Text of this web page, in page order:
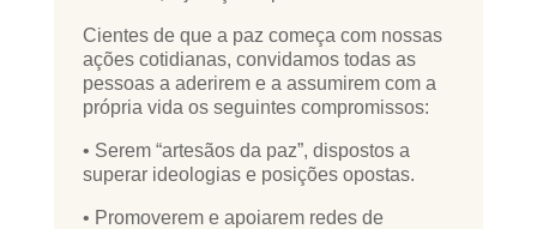
Cientes de que a paz começa com nossas
ações cotidianas, convidamos todas as
pessoas a aderirem e a assumirem com a
própria vida os seguintes compromissos:
• Serem “artesãos da paz”, dispostos a
superar ideologias e posições opostas.
• Promoverem e apoiarem redes de